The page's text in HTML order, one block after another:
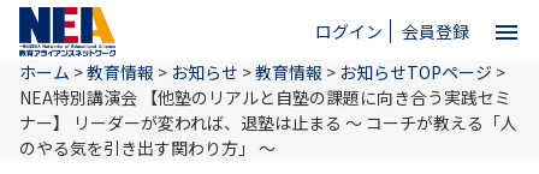
ログイン 会員登録 menu
close
ホーム >教育情報 > お知らせ >教育情報 > お知らせTOPページ >
NEA特別講演会 【他塾のリアルと自塾の課題に向き合う実践セミ
ナー】
リーダーが変われば、退塾は止まる 〜 コーチが教える「人
のやる気を引き出す関わり方」 〜